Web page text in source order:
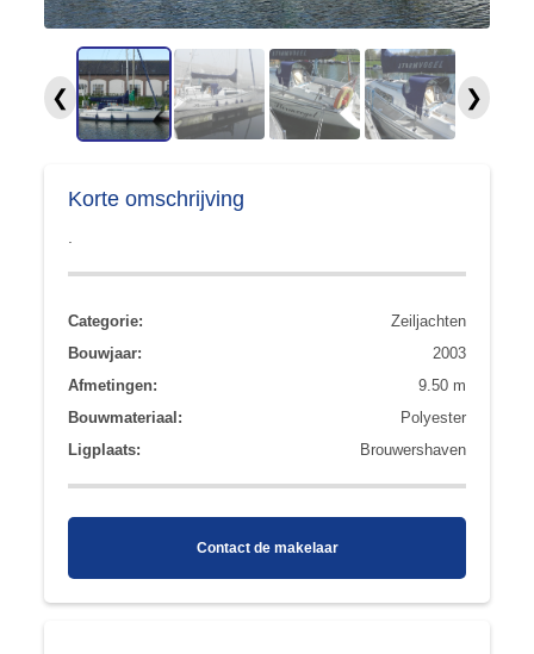
❮ ❯
Korte omschrijving
Categorie:
Zeiljachten
Bouwjaar:
2003
Afmetingen:
9.50 m
Bouwmateriaal:
Polyester
Ligplaats:
Brouwershaven
Contact de makelaar